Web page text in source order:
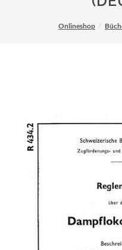
Onlineshop